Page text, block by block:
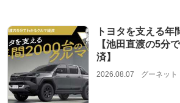
トヨタを支える年
【池田直渡の5分
済】
2026.08.07 グーネット